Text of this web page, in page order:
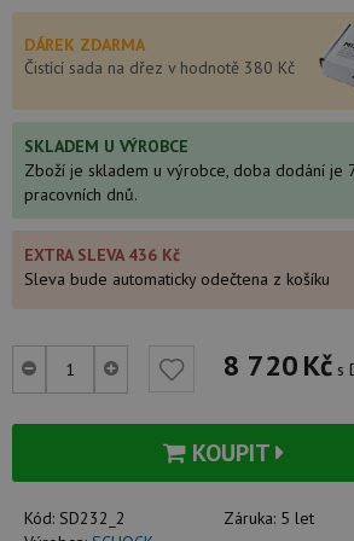
DÁREK ZDARMA
Čistící sada na dřez v hodnotě 380 Kč
SKLADEM U VÝROBCE
Zboží je skladem u výrobce, doba dodání je
pracovních dnů.
EXTRA SLEVA 436 Kč
Sleva bude automaticky odečtena z košíku
8 720Kč s
KOUPIT
Kód: SD232_2 Záruka: 5 let